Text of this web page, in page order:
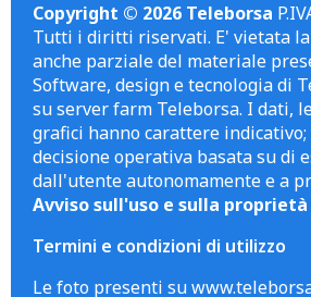
Copyright © 2026 Teleborsa
Tutti i diritti riservati. E' vietata
anche parziale del materiale
Software, design e tecnologia di
su server farm Teleborsa. I dati,
grafici hanno carattere
decisione operativa basata su di
dall'utente autonomamente e a
Avviso sull'uso e sulla
Termini e condizioni di utilizzo
Le foto presenti su